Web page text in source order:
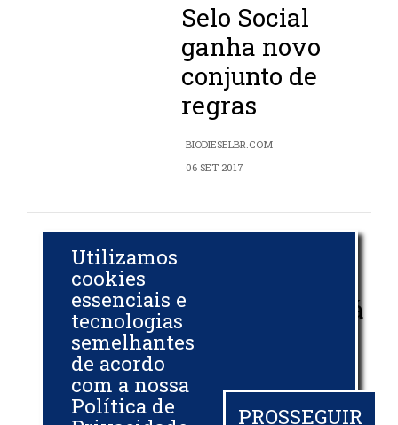
Selo Social
ganha novo
conjunto de
regras
BIODIESELBR.COM
06 SET 2017
Social receberá
mudanças em
BIODIESELBR.COM
Utilizamos
cookies
essenciais e
tecnologias
semelhantes
de acordo
com a nossa
Política de
PROSSEGUIR